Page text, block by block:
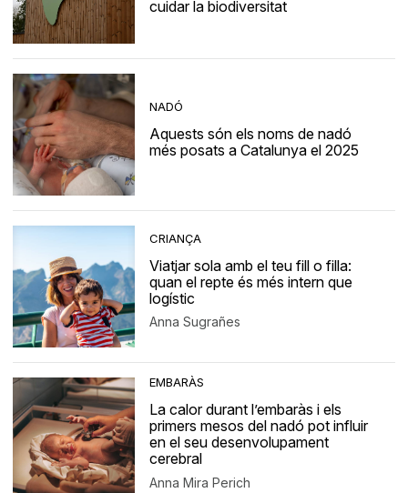
cuidar la biodiversitat
NADÓ
Aquests són els noms de nadó
més posats a Catalunya el 2025
CRIANÇA
Viatjar sola amb el teu fill o filla:
quan el repte és més intern que
logístic
Anna Sugrañes
EMBARÀS
La calor durant l’embaràs i els
primers mesos del nadó pot influir
en el seu desenvolupament
cerebral
Anna Mira Perich